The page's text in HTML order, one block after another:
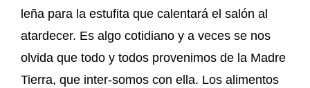
leña para la estufita que calentará el salón al
atardecer. Es algo cotidiano y a veces se nos
olvida que todo y todos provenimos de la Madre
Tierra, que inter-somos con ella. Los alimentos